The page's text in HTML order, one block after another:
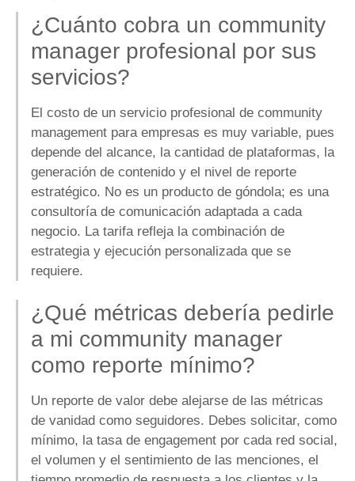
¿Cuánto cobra un community
manager profesional por sus
servicios?
El costo de un servicio profesional de community
management para empresas es muy variable, pues
depende del alcance, la cantidad de plataformas, la
generación de contenido y el nivel de reporte
estratégico. No es un producto de góndola; es una
consultoría de comunicación adaptada a cada
negocio. La tarifa refleja la combinación de
estrategia y ejecución personalizada que se
requiere.
¿Qué métricas debería pedirle
a mi community manager
como reporte mínimo?
Un reporte de valor debe alejarse de las métricas
de vanidad como seguidores. Debes solicitar, como
mínimo, la tasa de engagement por cada red social,
el volumen y el sentimiento de las menciones, el